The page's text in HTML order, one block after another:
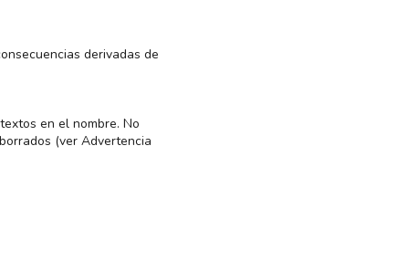
derivadas de
en el nombre. No
(ver Advertencia